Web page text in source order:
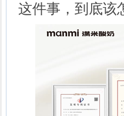
这件事，到底该